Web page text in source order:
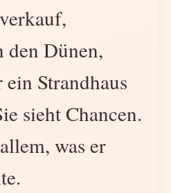
den Dünen,
Strandhaus
sieht Chancen.
was er